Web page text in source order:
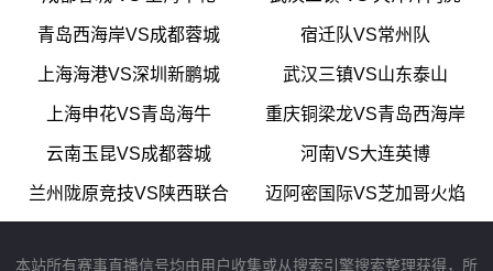
青岛西海岸VS成都蓉城 宿迁队VS常州队
上海海港VS深圳新鹏城 武汉三镇VS山东泰山
上海申花VS青岛海牛 重庆铜梁龙VS青岛西海岸
云南玉昆VS成都蓉城 河南VS大连英博
兰州陇原竞技VS陕西联合 迈阿密国际VS芝加哥火焰
本站所有赛事直播信号均由用户收集或从搜索引擎搜索整理获得，所